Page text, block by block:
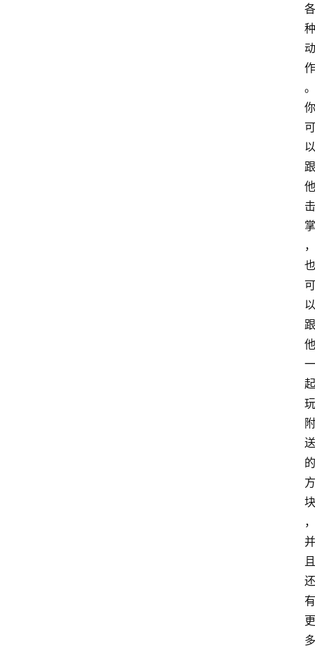
各
种
动
作
。
你
可
以
跟
他
击
掌
，
也
可
以
跟
他
一
起
玩
附
送
的
方
块
，
并
且
还
有
更
多